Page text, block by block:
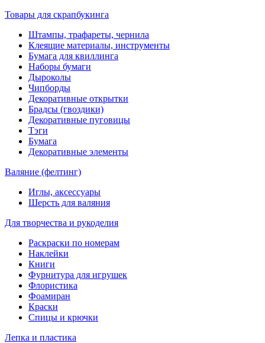
Товары для скрапбукинга
Штампы, трафареты, чернила
Клеящие материалы, инструменты
Бумага для квиллинга
Наборы бумаги
Дыроколы
Чипборды
Декоративные открытки
Брадсы (гвоздики)
Декоративные пуговицы
Тэги
Бумага
Декоративные элементы
Валяние (фелтинг)
Иглы, аксессуары
Шерсть для валяния
Для творчества и рукоделия
Раскраски по номерам
Наклейки
Книги
Фурнитура для игрушек
Флористика
Фоамиран
Краски
Спицы и крючки
Лепка и пластика